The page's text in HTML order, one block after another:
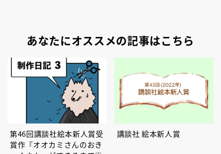
あなたにオススメの記事はこちら
第46回講談社絵本新人賞受
賞作『オオカミさんのおき
講談社 絵本新人賞